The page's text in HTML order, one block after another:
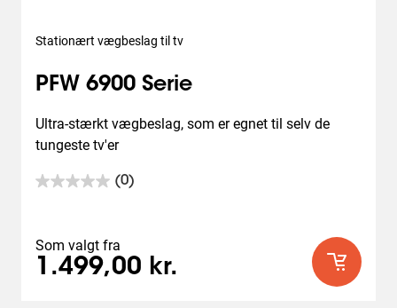
Stationært vægbeslag til tv
PFW 6900 Serie
Ultra-stærkt vægbeslag, som er egnet til selv de
tungeste tv'er
(0)
0.0
5
stjerner.
Som valgt fra
1.499,00 kr.